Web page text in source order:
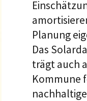
Planung
Das
trägt auch
Kommune